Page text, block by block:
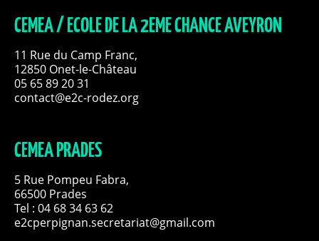
CEMEA / ECOLE DE LA 2EME CHANCE AVEYRON
11 Rue du Camp Franc,
12850 Onet-le-Château
05 65 89 20 31
contact@e2c-rodez.org
CEMEA PRADES
5 Rue Pompeu Fabra,
66500 Prades
Tel : 04 68 34 63 62
e2cperpignan.secretariat@gmail.com